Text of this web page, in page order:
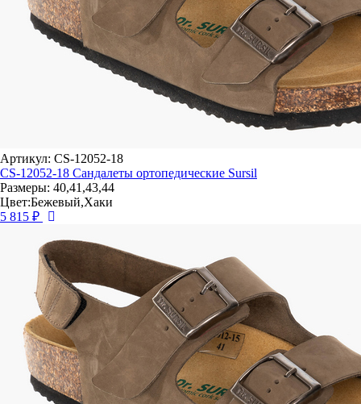
Артикул: CS-12052-18
CS-12052-18 Сандалеты ортопедические Sursil
Размеры: 40,41,43,44
Цвет:Бежевый,Хаки
5 815 ₽